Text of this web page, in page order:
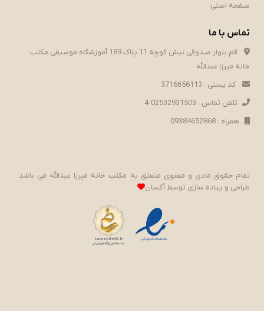
صفحه اصلی
تماس با ما
قم.بلوار صدوقی نبش کوچه 11 پلاک 189 آموزشگاه موسیقی مکتب
خانه میرزا عبدالله
کد پستی : 3716656113
تلفن تماس : 02532931503-4
همراه : 09384652868
تمام حقوق مادی و معنوی متعلق به مکتب خانه میرزا عبدالله می باشد .
طراحی و پیاده سازی توسطآکسان